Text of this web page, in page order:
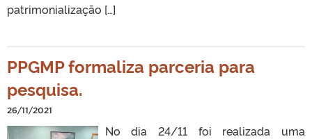
patrimonialização […]
PPGMP formaliza parceria para
pesquisa.
26/11/2021
No dia 24/11 foi realizada uma